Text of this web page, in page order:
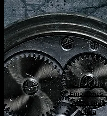
2. Espacio
Emociones -
Álava en la
Onda